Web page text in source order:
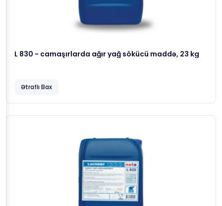
L 830 - camaşırlarda ağır yağ sökücü maddə, 23 kg
Ətraflı Bax